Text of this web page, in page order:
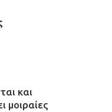
και
μοιραίες